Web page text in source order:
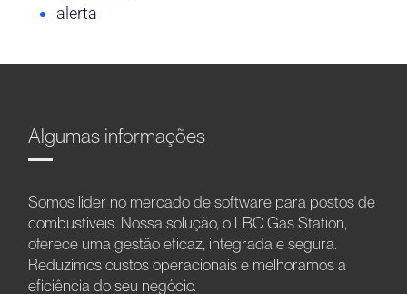
alerta
Algumas informações
Somos líder no mercado de software para postos de
combustíveis. Nossa solução, o LBC Gas Station,
oferece uma gestão eficaz, integrada e segura.
Reduzimos custos operacionais e melhoramos a
eficiência do seu negócio.